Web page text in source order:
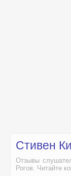
Стивен
Отзывы
Рогов. Читайте